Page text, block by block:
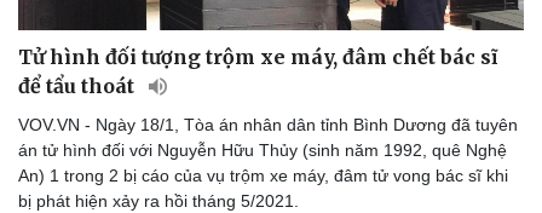
Tử hình đối tượng trộm xe máy, đâm chết bác sĩ
để tẩu thoát
VOV.VN - Ngày 18/1, Tòa án nhân dân tỉnh Bình Dương đã tuyên
án tử hình đối với Nguyễn Hữu Thủy (sinh năm 1992, quê Nghệ
An) 1 trong 2 bị cáo của vụ trộm xe máy, đâm tử vong bác sĩ khi
bị phát hiện xảy ra hồi tháng 5/2021.